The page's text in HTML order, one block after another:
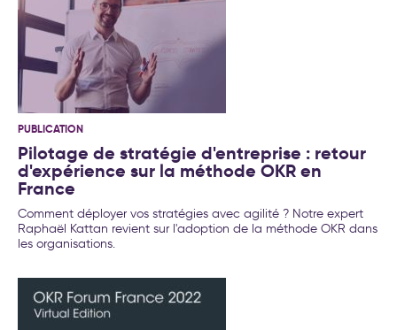
PUBLICATION
Pilotage de stratégie d'entreprise : retour
d'expérience sur la méthode OKR en
France
Comment déployer vos stratégies avec agilité ? Notre expert
Raphaël Kattan revient sur l'adoption de la méthode OKR dans
les organisations.